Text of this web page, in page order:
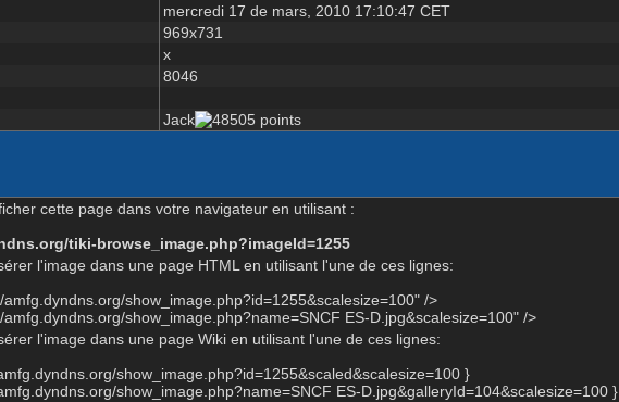
mercredi 17 de mars, 2010 17:10:47 CET
969x731
x
8046
Jack
cette page dans votre navigateur en utilisant :
tiki-browse_image.php?imageId=1255
l'image dans une page HTML en utilisant l'une de ces lignes:
show_image.php?id=1255&scalesize=100" />
show_image.php?name=SNCF ES-D.jpg&scalesize=100" />
l'image dans une page Wiki en utilisant l'une de ces lignes:
show_image.php?id=1255&scaled&scalesize=100 }
show_image.php?name=SNCF ES-D.jpg&galleryId=104&scalesize=100 }